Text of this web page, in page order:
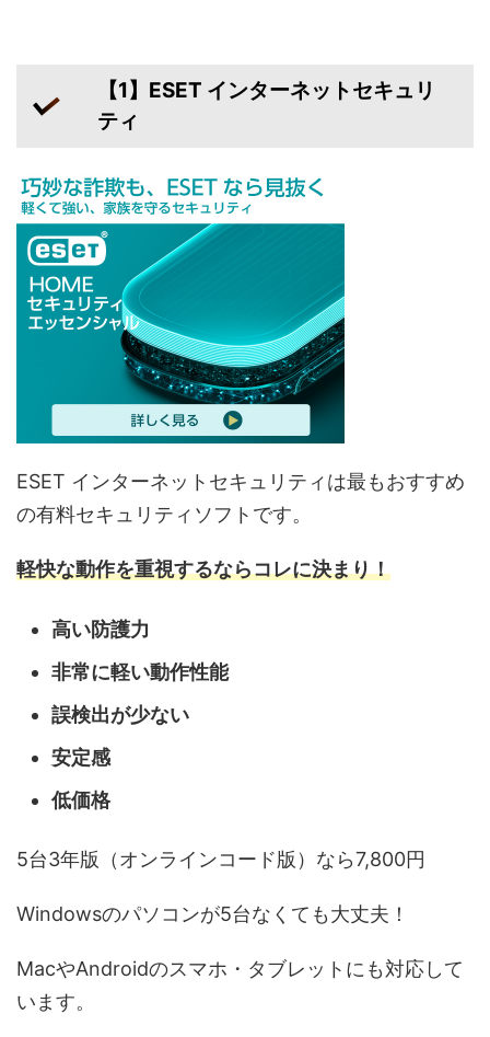
【1】ESET インターネットセキュリ
ティ
ESET インターネットセキュリティは最もおすすめ
の有料セキュリティソフトです。
軽快な動作を重視するならコレに決まり！
高い防護力
非常に軽い動作性能
誤検出が少ない
安定感
低価格
5台3年版（オンラインコード版）なら7,800円
Windowsのパソコンが5台なくても大丈夫！
MacやAndroidのスマホ・タブレットにも対応して
います。